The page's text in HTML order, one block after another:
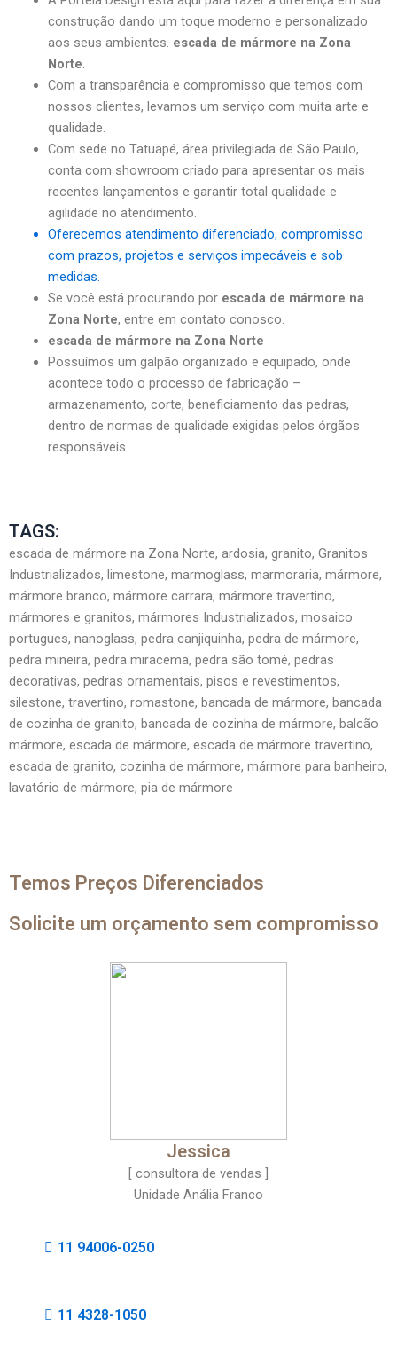
construção dando um toque moderno e personalizado
aos seus ambientes. escada de mármore na Zona
Norte.
Com a transparência e compromisso que temos com
nossos clientes, levamos um serviço com muita arte e
qualidade.
Com sede no Tatuapé, área privilegiada de São Paulo,
conta com showroom criado para apresentar os mais
recentes lançamentos e garantir total qualidade e
agilidade no atendimento.
Oferecemos atendimento diferenciado, compromisso
com prazos, projetos e serviços impecáveis e sob
medidas.
Se você está procurando por escada de mármore na
Zona Norte, entre em contato conosco.
escada de mármore na Zona Norte
Possuímos um galpão organizado e equipado, onde
acontece todo o processo de fabricação –
armazenamento, corte, beneficiamento das pedras,
dentro de normas de qualidade exigidas pelos órgãos
responsáveis.
TAGS:
escada de mármore na Zona Norte, ardosia, granito, Granitos
Industrializados, limestone, marmoglass, marmoraria, mármore,
mármore branco, mármore carrara, mármore travertino,
mármores e granitos, mármores Industrializados, mosaico
portugues, nanoglass, pedra canjiquinha, pedra de mármore,
pedra mineira, pedra miracema, pedra são tomé, pedras
decorativas, pedras ornamentais, pisos e revestimentos,
silestone, travertino, romastone, bancada de mármore, bancada
de cozinha de granito, bancada de cozinha de mármore, balcão
mármore, escada de mármore, escada de mármore travertino,
escada de granito, cozinha de mármore, mármore para banheiro,
lavatório de mármore, pia de mármore
Temos Preços Diferenciados
Solicite um orçamento sem compromisso
Jessica
[ consultora de vendas ]
Unidade Anália Franco
11 94006-0250
11 4328-1050